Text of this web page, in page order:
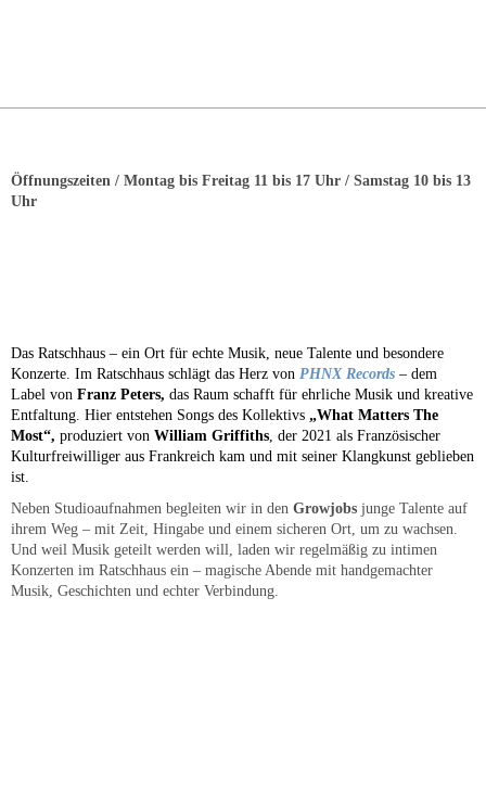
Öffnungszeiten / Montag bis Freitag 11 bis 17 Uhr / Samstag 10 bis 13
Uhr
Das Ratschhaus – ein Ort für echte Musik, neue Talente und besondere
Konzerte. Im Ratschhaus schlägt das Herz von PHNX Records – dem
Label von Franz Peters, das Raum schafft für ehrliche Musik und kreative
Entfaltung. Hier entstehen Songs des Kollektivs „What Matters The
Most“, produziert von William Griffiths, der 2021 als Französischer
Kulturfreiwilliger aus Frankreich kam und mit seiner Klangkunst geblieben
ist.
Neben Studioaufnahmen begleiten wir in den Growjobs junge Talente auf
ihrem Weg – mit Zeit, Hingabe und einem sicheren Ort, um zu wachsen.
Und weil Musik geteilt werden will, laden wir regelmäßig zu intimen
Konzerten im Ratschhaus ein – magische Abende mit handgemachter
Musik, Geschichten und echter Verbindung.